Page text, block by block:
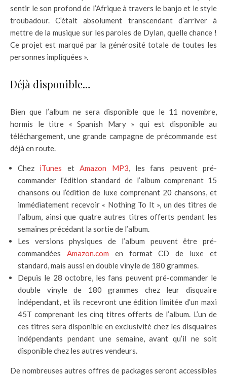
sentir le son profond de l’Afrique à travers le banjo et le style
troubadour. C’était absolument transcendant d’arriver à
mettre de la musique sur les paroles de Dylan, quelle chance !
Ce projet est marqué par la générosité totale de toutes les
personnes impliquées ».
Déjà disponible…
Bien que l’album ne sera disponible que le 11 novembre,
hormis le titre « Spanish Mary » qui est disponible au
téléchargement, une grande campagne de précommande est
déjà en route.
Chez iTunes etAmazon MP3, les fans peuvent pré-
commander l’édition standard de l’album comprenant 15
chansons ou l’édition de luxe comprenant 20 chansons, et
immédiatement recevoir « Nothing To It », un des titres de
l’album, ainsi que quatre autres titres offerts pendant les
semaines précédant la sortie de l’album.
Les versions physiques de l’album peuvent être pré-
commandées Amazon.com en format CD de luxe et
standard, mais aussi en double vinyle de 180 grammes.
Depuis le 28 octobre, les fans peuvent pré-commander le
double vinyle de 180 grammes chez leur disquaire
indépendant, et ils recevront une édition limitée d’un maxi
45T comprenant les cinq titres offerts de l’album. L’un de
ces titres sera disponible en exclusivité chez les disquaires
indépendants pendant une semaine, avant qu’il ne soit
disponible chez les autres vendeurs.
De nombreuses autres offres de packages seront accessibles